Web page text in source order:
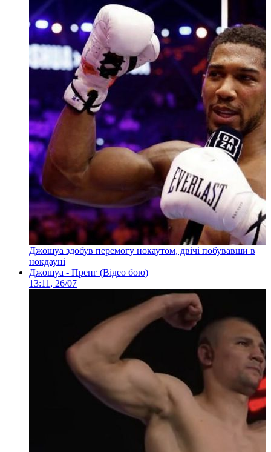
Джошуа здобув перемогу нокаутом, двічі побувавши в
нокдауні
Джошуа - Пренг (Відео бою)
13:11, 26/07